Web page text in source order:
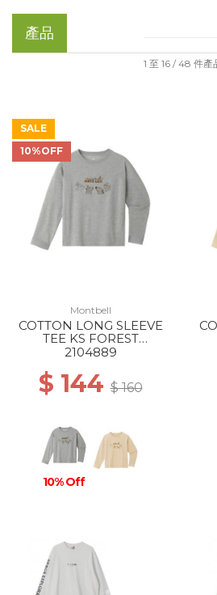
產品
1 至 16 / 48 件產
SALE
10%OFF
Montbell
COTTON LONG SLEEVE
TEE KS FOREST
ANIMALS 100-130 LGY
2104889
$ 144$ 160
10% Off